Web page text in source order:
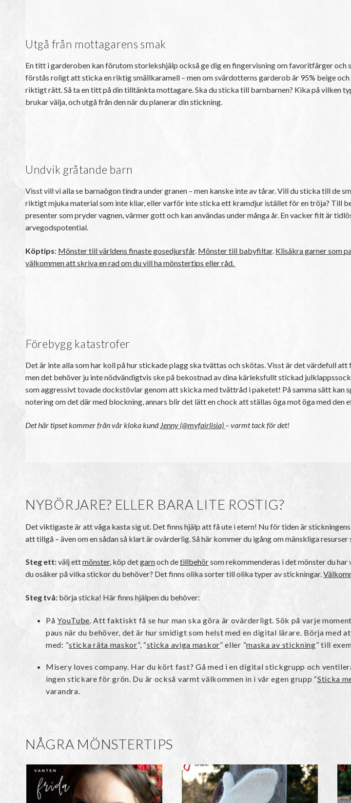
Utgå från mottagarens smak
En titt i garderoben kan förutom storlekshjälp också ge dig en fingervisning om favoritfärger och
förstås roligt att sticka en riktig smällkaramell – men om svärdotterns garderob är 95% beige
riktigt rätt. Så ta en titt på din tilltänkta mottagare. Ska du sticka till barnbarnen? Kika på vilken
brukar välja, och utgå från den när du planerar din stickning.
Undvik gråtande barn
Visst vill vi alla se barnaögon tindra under granen – men kanske inte av tårar. Vill du sticka till de
riktigt mjuka material som inte kliar, eller varför inte sticka ett kramdjur istället för en tröja? Till
presenter som pryder vagnen, värmer gott och kan användas under många år. En vacker filt är
arvegodspotential.
Köptips: Mönster till världens finaste gosedjursfår. Mönster till babyfiltar. Klisäkra garner som
välkommen att skriva en rad om du vill ha mönstertips eller råd.
Förebygg katastrofer
Det är inte alla som har koll på hur stickade plagg ska tvättas och skötas. Visst är det värdefull att
men det behöver ju inte nödvändigtvis ske på bekostnad av dina kärleksfullt stickad
som aggressivt tovade dockstövlar genom att skicka med tvättråd i paketet! På samma sätt kan
notering om det där med blockning, annars blir det lätt en chock att ställas öga mot öga med den
Det här tipset kommer från vår kloka kund Jenny (@myfairlisia) – varmt tack för det!
NYBÖRJARE? ELLER BARA LITE ROSTIG?
Det viktigaste är att våga kasta sig ut. Det finns hjälp att få ute i etern! Nu för tiden är
att tillgå – även om en sådan så klart är ovärderlig. Så här kommer du igång om mänskliga resurser
Steg ett:välj ettmönster, köp detgarnoch detillbehörsom rekommenderas i det mönster du har
du osäker på vilka stickor du behöver? Det finns olika sorter till olika typer av stickningar.
Steg två: börja sticka! Här finns hjälpen du behöver:
PåYouTube. Att faktiskt få se hur man ska göra är ovärderligt. Sök på varje
paus när du behöver, det är hur smidigt som helst med en digital lärare. Börja med
med: “sticka räta maskor”, “sticka aviga maskor” eller “maska av stickning” till
Misery loves company. Har du kört fast? Gå med i en digital stickgrupp och
ingen stickare för grön. Du är också varmt välkommen in i vår egen grupp “Sticka
varandra.
NÅGRA MÖNSTERTIPS